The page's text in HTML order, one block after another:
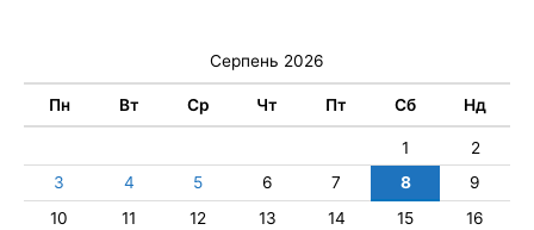
Серпень 2026
Пн Вт Ср Чт Пт Сб Нд
1
2
3
4 5 6 7 8
9
10
11 12 13 14 15
16